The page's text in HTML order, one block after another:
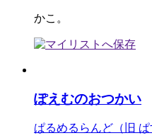
かこ。
ぽえむのおつかい
ぱるめるらんど（旧